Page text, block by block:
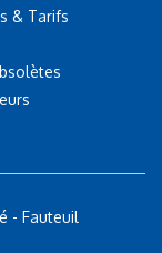
& Tarifs
- Fauteuil